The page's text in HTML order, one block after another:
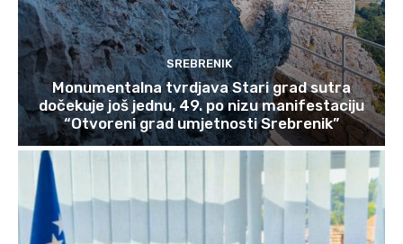
SREBRENIK
Monumentalna tvrdjava Stari grad sutra
dočekuje još jednu, 49. po nizu manifestaciju
“Otvoreni grad umjetnosti Srebrenik”